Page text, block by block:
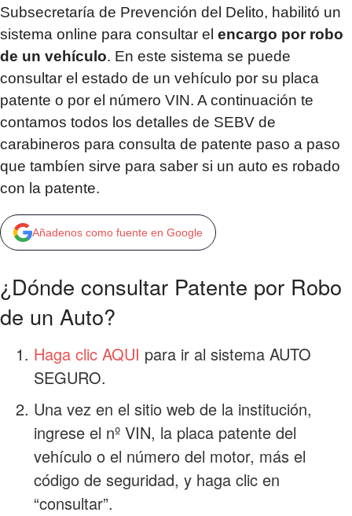
Subsecretaría de Prevención del Delito, habilitó un
sistema online para consultar el encargo por robo
de un vehículo. En este sistema se puede
consultar el estado de un vehículo por su placa
patente o por el número VIN. A continuación te
contamos todos los detalles de SEBV de
carabineros para consulta de patente paso a paso
que tambíen sirve para saber si un auto es robado
con la patente.
Añadenos como fuente en Google
¿Dónde consultar Patente por Robo
de un Auto?
Haga clic AQUI para ir al sistema AUTO
SEGURO.
Una vez en el sitio web de la institución,
ingrese el nº VIN, la placa patente del
vehículo o el número del motor, más el
código de seguridad, y haga clic en
“consultar”.